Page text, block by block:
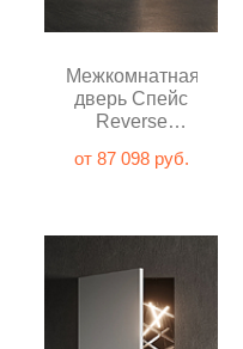
Межкомнатная
дверь Спейс
Reverse
глухая
от 87 098 руб.